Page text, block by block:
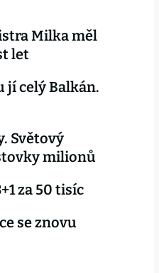
Milka měl
let
jí celý Balkán.
Světový
milionů
za 50 tisíc
se znovu